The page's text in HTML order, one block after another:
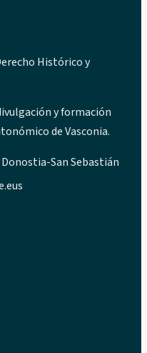
Histórico y
y formación
de Vasconia.
San Sebastián